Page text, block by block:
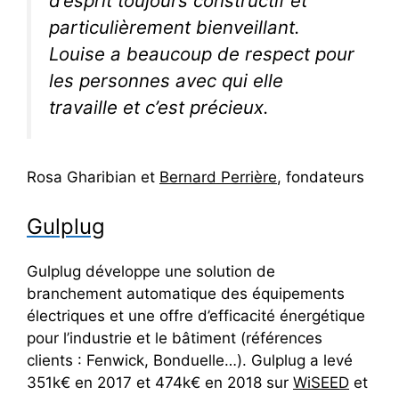
particulièrement bienveillant.
Louise a beaucoup de respect pour
les personnes avec qui elle
travaille et c’est précieux.
Rosa Gharibian et Bernard Perrière, fondateurs
Gulplug
Gulplug développe une solution de
branchement automatique des équipements
électriques et une offre d’efficacité énergétique
pour l’industrie et le bâtiment (références
clients : Fenwick, Bonduelle…). Gulplug a levé
351k€ en 2017 et 474k€ en 2018 sur WiSEED et